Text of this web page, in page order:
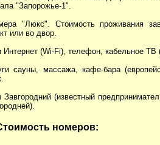
"Запорожье-1".
"Люкс". Стоимость проживания
или во двор.
(Wi-Fi), телефон, кабельное ТВ
сауны, массажа, кафе-бара
(известный
номеров: